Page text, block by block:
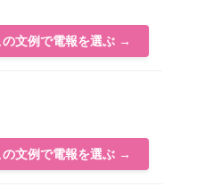
の文例で電報を選ぶ →
の文例で電報を選ぶ →